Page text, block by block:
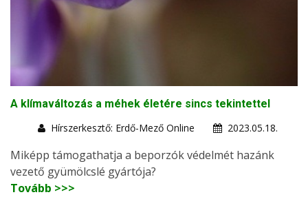
A klímaváltozás a méhek életére sincs tekintettel
Hírszerkesztő: Erdő-Mező Online
2023.05.18.
Miképp támogathatja a beporzók védelmét hazánk
vezető gyümölcslé gyártója?
Tovább >>>